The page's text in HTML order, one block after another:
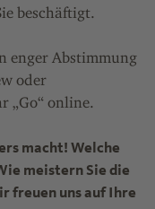
beschäftigt.
enger Abstimmung
oder
„Go“ online.
macht! Welche
meistern Sie die
freuen uns auf Ihre